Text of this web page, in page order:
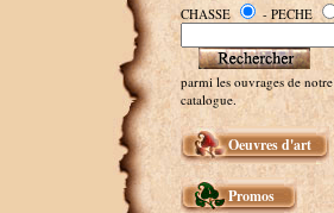
CHASSE - PECHE
parmi les ouvrages de notre
catalogue.
Oeuvres d'art
Promos